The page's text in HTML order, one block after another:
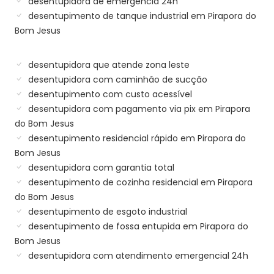
desentupimento de tanque industrial em Pirapora do
Bom Jesus
desentupidora que atende zona leste
desentupidora com caminhão de sucção
desentupimento com custo acessível
desentupidora com pagamento via pix em Pirapora
do Bom Jesus
desentupimento residencial rápido em Pirapora do
Bom Jesus
desentupidora com garantia total
desentupimento de cozinha residencial em Pirapora
do Bom Jesus
desentupimento de esgoto industrial
desentupimento de fossa entupida em Pirapora do
Bom Jesus
desentupidora com atendimento emergencial 24h